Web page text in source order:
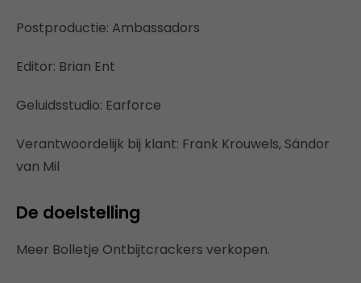
Postproductie: Ambassadors
Editor: Brian Ent
Geluidsstudio: Earforce
Verantwoordelijk bij klant: Frank Krouwels, Sándor
van Mil
De doelstelling
Meer Bolletje Ontbijtcrackers verkopen.